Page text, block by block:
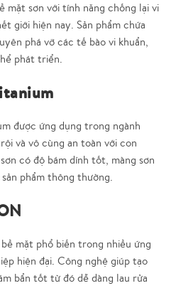
mặt sơn với tính năng chống lại vi
giới hiện nay. Sản phẩm chứa
phá vỡ các tế bào vi khuẩn,
phát triển.
được ứng dụng trong ngành
và vô cùng an toàn với con
có độ bám dính tốt, màng sơn
phẩm thông thường.
mặt phổ biến trong nhiều ứng
hiện đại. Công nghệ giúp tạo
bẩn tốt từ đó dễ dàng lau rửa